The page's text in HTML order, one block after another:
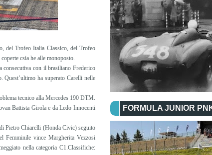
del Trofeo Italia Classico, del Trofeo
csia he alle monoposto.
con il brasiliano Frederico
ha superato Carelli nelle
tecnico alla Mercedes 190 DTM.
Battista Girola e da Ledo Innocenti
Pietro Chiarelli (Honda Civic) seguito
Femminile vince Margherita Vezzosi
nella categoria C1.Classifiche:
FORMULA JUNIOR